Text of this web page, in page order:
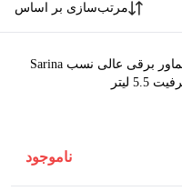
مرتب‌سازی بر اساس
سماور برقی عالی نسب Sarina
5.5 لیتر
ناموجود